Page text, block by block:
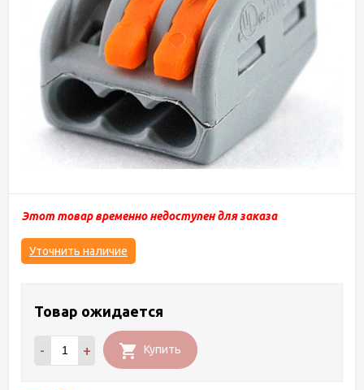
Этот товар временно недоступен для заказа
Уточнить наличие
Товар ожидается
- + Купить